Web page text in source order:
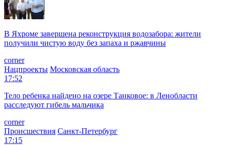
В Яхроме завершена реконструкция водозабора: жители
получили чистую воду без запаха и ржавчины
corner
Нацпроекты Московская область
17:52
Тело ребенка найдено на озере Танковое: в Ленобласти
расследуют гибель мальчика
corner
Происшествия Санкт-Петербург
17:15